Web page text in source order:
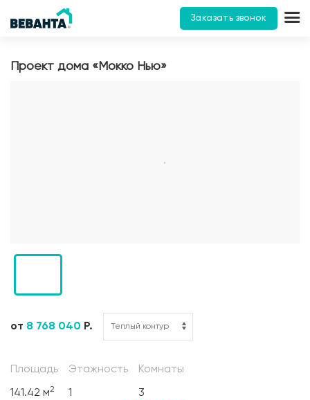
Заказать звонок
Проект дома «Мокко Нью»
от 8 768 040 Р.
Площадь
141.42 м2
Этажность
1
Комнаты
3